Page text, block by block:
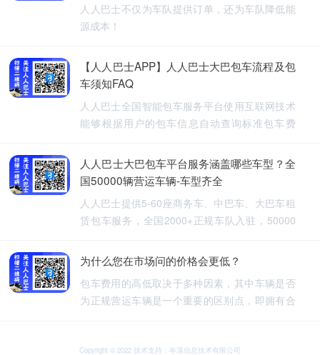
人人巴士不仅为车队提供订单，还为车队降低能
源成本！
【人人巴士APP】人人巴士大巴包车流程及包
车须知FAQ
人人巴士全国智能包车服务平台使用互联网技术
能够根据用户的包车信息自动查询标准包车费
车、长期包车、接送飞机、厂班车、校车、婚庆
租车等包车带司机服务。
人人巴士大巴包车平台服务涵盖哪些车型？全
国50000辆营运车辆-车型齐全
人人巴士提供5-60座商务车、中巴车、大巴车租
赁包车服务，全国2000+正规车队入驻，50000
行更安全
为什么您在市场问的价格会更低？
包车费用的高低取决于多种因素，其中车辆是否
为正规营运车辆是一个重要的区别点，即拥有合
可能会提供较低的包车费用，因为它们不需要承
Copyright © 2022 技术支持：牟溪信息技术有限公司